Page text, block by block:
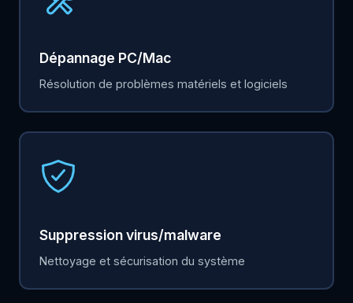
Dépannage PC/Mac
Résolution de problèmes matériels et logiciels
Suppression virus/malware
Nettoyage et sécurisation du système